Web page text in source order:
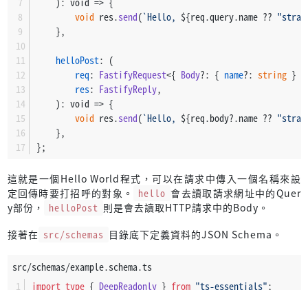
        }
(let i = 0; i < instanceNumber; ++i) {
const worker = cluster.
if ( typeof worker.process.pid !== "undefined")
            worker.
on("exit", () => {
                pids.
delete(pid);
        }
const signals: NodeJS . Signals[] = [
void res.send(`Hello, ${req.query.name ??
    },
helloPost: (
req: FastifyRequest<{ Body?: { name?: string }
res: FastifyReply,
    ):
void => {
void res.send(`Hello, ${req.body?.name ??
    },
};
這就是一個Hello World程式，可以在請求中傳入一個名稱來設
定回傳時要打招呼的對象。
hello 會去讀取請求網址中的Quer
y部份，
helloPost 則是會去讀取HTTP請求中的Body。
接著在 src/schemas 目錄底下定義資料的JSON Schema。
src/schemas/example.schema.ts
import type { DeepReadonly } from "ts-essentials";